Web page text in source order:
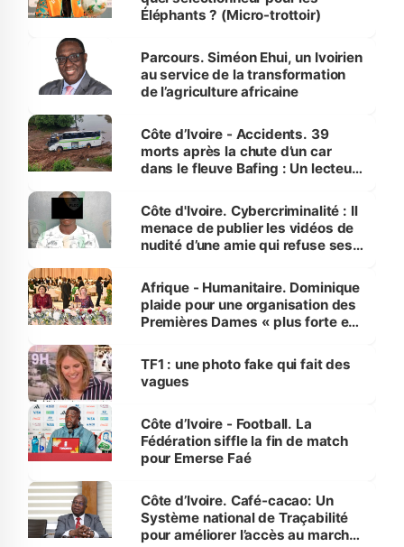
Éléphants ? (Micro-trottoir)
Parcours. Siméon Ehui, un Ivoirien
au service de la transformation
de l’agriculture africaine
Côte d’Ivoire - Accidents. 39
morts après la chute d’un car
dans le fleuve Bafing : Un lecteur
des Transports
Côte d'Ivoire. Cybercriminalité : Il
menace de publier les vidéos de
nudité d’une amie qui refuse ses
Afrique - Humanitaire. Dominique
plaide pour une organisation des
Premières Dames « plus forte et
sur la scène internationale »
TF1 : une photo fake qui fait des
vagues
Côte d’Ivoire - Football. La
Fédération siffle la fin de match
pour Emerse Faé
Côte d’Ivoire. Café-cacao: Un
Système national de Traçabilité
pour améliorer l’accès au marché